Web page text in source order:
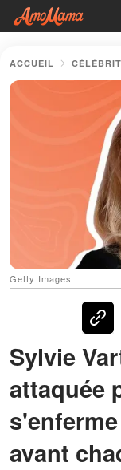
ACCUEIL
Getty Images
Sylvie
attaquée
avant